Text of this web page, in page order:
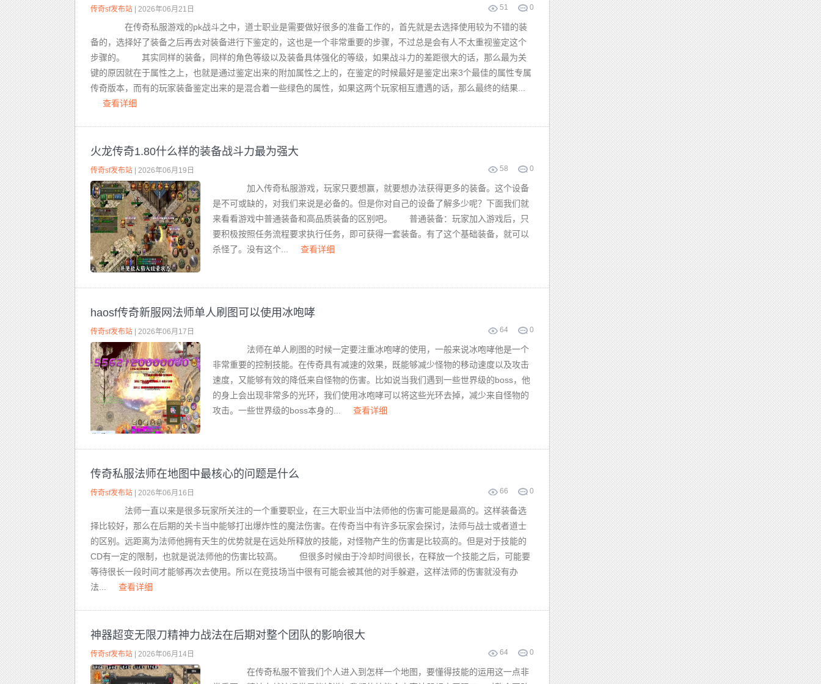
51 0
传奇sf发布站 | 2026年06月21日
在传奇私服游戏的pk战斗之中，道士职业是需要做好很多的准备工作的，首先就是去选择使用较为不错的装
备的，选择好了装备之后再去对装备进行下鉴定的，这也是一个非常重要的步骤，不过总是会有人不太重视鉴定这个
步骤的。 其实同样的装备，同样的角色等级以及装备具体强化的等级，如果战斗力的差距很大的话，那么最为关
键的原因就在于属性之上，也就是通过鉴定出来的附加属性之上的，在鉴定的时候最好是鉴定出来3个最佳的属性专属
传奇版本，而有的玩家装备鉴定出来的是混合着一些绿色的属性，如果这两个玩家相互遭遇的话，那么最终的结果...
查看详细
火龙传奇1.80什么样的装备战斗力最为强大
58 0
传奇sf发布站 | 2026年06月19日
加入传奇私服游戏，玩家只要想赢，就要想办法获得更多的装备。这个设备
是不可或缺的，对我们来说是必备的。但是你对自己的设备了解多少呢？下面我们就
来看看游戏中普通装备和高品质装备的区别吧。 普通装备：玩家加入游戏后，只
要积极按照任务流程要求执行任务，即可获得一套装备。有了这个基础装备，就可以
杀怪了。没有这个...
查看详细
haosf传奇新服网法师单人刷图可以使用冰咆哮
64 0
传奇sf发布站 | 2026年06月17日
法师在单人刷图的时候一定要注重冰咆哮的使用，一般来说冰咆哮他是一个
非常重要的控制技能。在传奇具有减速的效果，既能够减少怪物的移动速度以及攻击
速度，又能够有效的降低来自怪物的伤害。比如说当我们遇到一些世界级的boss，他
的身上会出现非常多的光环，我们使用冰咆哮可以将这些光环去掉，减少来自怪物的
攻击。一些世界级的boss本身的...
查看详细
传奇私服法师在地图中最核心的问题是什么
66 0
传奇sf发布站 | 2026年06月16日
法师一直以来是很多玩家所关注的一个重要职业，在三大职业当中法师他的伤害可能是最高的。这样装备选
择比较好，那么在后期的关卡当中能够打出爆炸性的魔法伤害。在传奇当中有许多玩家会探讨，法师与战士或者道士
的区别。远距离为法师他拥有天生的优势就是在远处所释放的技能，对怪物产生的伤害是比较高的。但是对于技能的
CD有一定的限制，也就是说法师他的伤害比较高。 但很多时候由于冷却时间很长，在释放一个技能之后，可能要
等待很长一段时间才能够再次去使用。所以在竞技场当中很有可能会被其他的对手躲避，这样法师的伤害就没有办
法...
查看详细
神器超变无限刀精神力战法在后期对整个团队的影响很大
64 0
传奇sf发布站 | 2026年06月14日
在传奇私服不管我们个人进入到怎样一个地图，要懂得技能的运用这一点非